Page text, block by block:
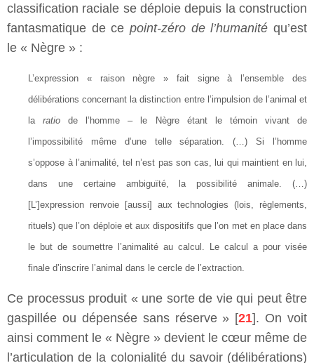
classification raciale se déploie depuis la construction
fantasmatique de ce point-zéro de l’humanité qu’est
le « Nègre » :
L’expression « raison nègre » fait signe à l’ensemble des
délibérations concernant la distinction entre l’impulsion de l’animal et
laratio de l’homme – le Nègre étant le témoin vivant de
l’impossibilité même d’une telle séparation. (…) Si l’homme
s’oppose à l’animalité, tel n’est pas son cas, lui qui maintient en lui,
dans une certaine ambiguïté, la possibilité animale. (…)
[L’]expression renvoie [aussi] aux technologies (lois, règlements,
rituels) que l’on déploie et aux dispositifs que l’on met en place dans
le but de soumettre l’animalité au calcul. Le calcul a pour visée
finale d’inscrire l’animal dans le cercle de l’extraction.
Ce processus produit « une sorte de vie qui peut être
gaspillée ou dépensée sans réserve » [21]. On voit
ainsi comment le « Nègre » devient le cœur même de
l’articulation de la colonialité du savoir (délibérations)